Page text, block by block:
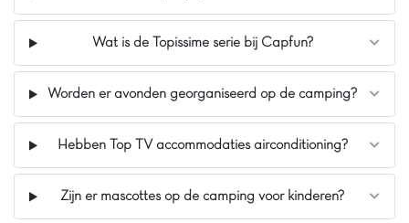
Wat is de Topissime serie bij Capfun?
Worden er avonden georganiseerd op de camping?
Hebben Top TV accommodaties airconditioning?
Zijn er mascottes op de camping voor kinderen?